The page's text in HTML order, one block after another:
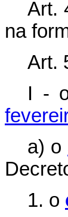
Art.
na
Art.
I -
a) o
1. o